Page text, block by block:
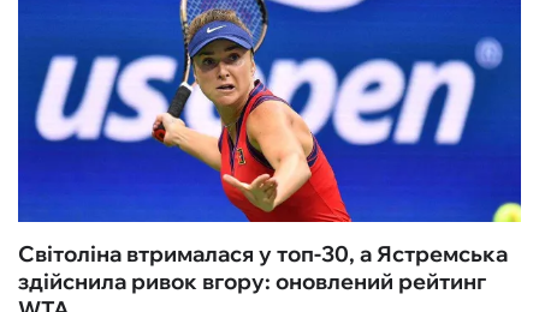
Світоліна втрималася у топ-30, а Ястремська
здійснила ривок вгору: оновлений рейтинг